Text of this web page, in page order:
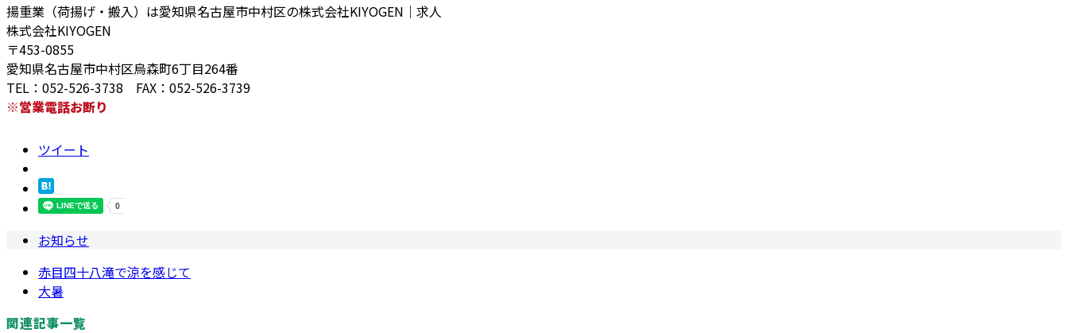
揚重業（荷揚げ・搬入）は愛知県名古屋市中村区の株式会社KIYOGEN｜求人
株式会社KIYOGEN
〒453-0855
愛知県名古屋市中村区烏森町6丁目264番
TEL：052-526-3738 FAX：052-526-3739
※営業電話お断り
ツイート
お知らせ
赤目四十八滝で涼を感じて
大暑
関連記事一覧